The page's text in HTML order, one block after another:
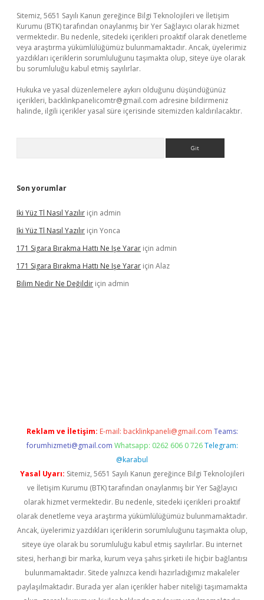
Sitemiz, 5651 Sayılı Kanun gereğince Bilgi Teknolojileri ve İletişim
Kurumu (BTK) tarafından onaylanmış bir Yer Sağlayıcı olarak hizmet
vermektedir. Bu nedenle, sitedeki içerikleri proaktif olarak denetleme
veya araştırma yükümlülüğümüz bulunmamaktadır. Ancak, üyelerimiz
yazdıkları içeriklerin sorumluluğunu taşımakta olup, siteye üye olarak
bu sorumluluğu kabul etmiş sayılırlar.
Hukuka ve yasal düzenlemelere aykırı olduğunu düşündüğünüz
içerikleri, backlinkpanelicomtr@gmail.com adresine bildirmeniz
halinde, ilgili içerikler yasal süre içerisinde sitemizden kaldırılacaktır.
Son yorumlar
Iki Yüz Tl Nasıl Yazılır için admin
Iki Yüz Tl Nasıl Yazılır için Yonca
171 Sigara Bırakma Hattı Ne Işe Yarar için admin
171 Sigara Bırakma Hattı Ne Işe Yarar için Alaz
Bilim Nedir Ne Değildir için admin
Reklam ve İletişim: E-mail: backlinkpaneli@gmail.com Teams:
forumhizmeti@gmail.com Whatsapp: 0262 606 0 726 Telegram:
@karabul
Yasal Uyarı: Sitemiz, 5651 Sayılı Kanun gereğince Bilgi Teknolojileri
ve İletişim Kurumu (BTK) tarafından onaylanmış bir Yer Sağlayıcı
olarak hizmet vermektedir. Bu nedenle, sitedeki içerikleri proaktif
olarak denetleme veya araştırma yükümlülüğümüz bulunmamaktadır.
Ancak, üyelerimiz yazdıkları içeriklerin sorumluluğunu taşımakta olup,
siteye üye olarak bu sorumluluğu kabul etmiş sayılırlar. Bu internet
sitesi, herhangi bir marka, kurum veya şahıs şirketi ile hiçbir bağlantısı
bulunmamaktadır. Sitede yalnızca kendi hazırladığımız makaleler
paylaşılmaktadır. Burada yer alan içerikler haber niteliği taşımamakta